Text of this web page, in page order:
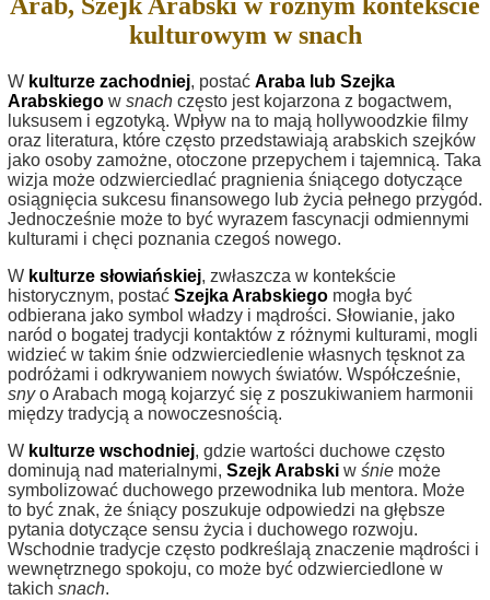
Arab, Szejk Arabski w różnym kontekście
kulturowym w snach
W kulturze zachodniej, postać Araba lub Szejka
Arabskiego w snach często jest kojarzona z bogactwem,
luksusem i egzotyką. Wpływ na to mają hollywoodzkie filmy
oraz literatura, które często przedstawiają arabskich szejków
jako osoby zamożne, otoczone przepychem i tajemnicą. Taka
wizja może odzwierciedlać pragnienia śniącego dotyczące
osiągnięcia sukcesu finansowego lub życia pełnego przygód.
Jednocześnie może to być wyrazem fascynacji odmiennymi
kulturami i chęci poznania czegoś nowego.
W kulturze słowiańskiej, zwłaszcza w kontekście
historycznym, postać Szejka Arabskiego mogła być
odbierana jako symbol władzy i mądrości. Słowianie, jako
naród o bogatej tradycji kontaktów z różnymi kulturami, mogli
widzieć w takim śnie odzwierciedlenie własnych tęsknot za
podróżami i odkrywaniem nowych światów. Współcześnie,
snyo Arabach mogą kojarzyć się z poszukiwaniem harmonii
między tradycją a nowoczesnością.
W kulturze wschodniej, gdzie wartości duchowe często
dominują nad materialnymi, Szejk Arabski w śnie może
symbolizować duchowego przewodnika lub mentora. Może
to być znak, że śniący poszukuje odpowiedzi na głębsze
pytania dotyczące sensu życia i duchowego rozwoju.
Wschodnie tradycje często podkreślają znaczenie mądrości i
wewnętrznego spokoju, co może być odzwierciedlone w
takich snach.